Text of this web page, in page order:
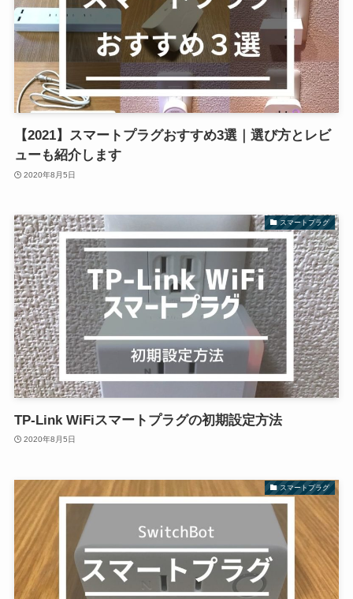
【2021】スマートプラグおすすめ3選｜選び方とレビ
ューも紹介します
2020年8月5日
スマートプラグ
TP-Link WiFiスマートプラグの初期設定方法
2020年8月5日
スマートプラグ